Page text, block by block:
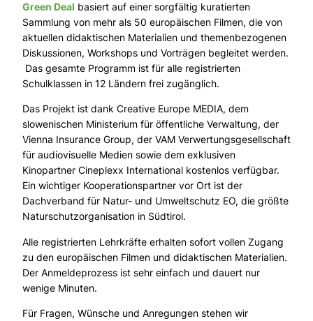
Green Deal basiert auf einer sorgfältig kuratierten
Sammlung von mehr als 50 europäischen Filmen, die von
aktuellen didaktischen Materialien und themenbezogenen
Diskussionen, Workshops und Vorträgen begleitet werden.
Das gesamte Programm ist für alle registrierten
Schulklassen in 12 Ländern frei zugänglich.
Das Projekt ist dank Creative Europe MEDIA, dem
slowenischen Ministerium für öffentliche Verwaltung, der
Vienna Insurance Group, der VAM Verwertungsgesellschaft
für audiovisuelle Medien sowie dem exklusiven
Kinopartner Cineplexx International kostenlos verfügbar.
Ein wichtiger Kooperationspartner vor Ort ist der
Dachverband für Natur- und Umweltschutz EO, die größte
Naturschutzorganisation in Südtirol.
Alle registrierten Lehrkräfte erhalten sofort vollen Zugang
zu den europäischen Filmen und didaktischen Materialien.
Der Anmeldeprozess ist sehr einfach und dauert nur
wenige Minuten.
Für Fragen, Wünsche und Anregungen stehen wir